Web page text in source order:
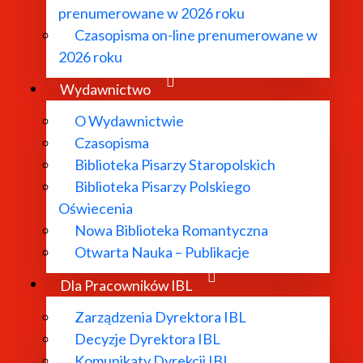
prenumerowane w 2026 roku
Czasopisma on-line prenumerowane w
2026 roku
Wydawnictwo
O Wydawnictwie
Czasopisma
Biblioteka Pisarzy Staropolskich
Biblioteka Pisarzy Polskiego
Oświecenia
Nowa Biblioteka Romantyczna
Otwarta Nauka – Publikacje
Dla Pracowników IBL
Zarządzenia Dyrektora IBL
Decyzje Dyrektora IBL
elektronicznej skrzynki podawczej:
do e-Doręczeń: AE:PL-26106-32946-